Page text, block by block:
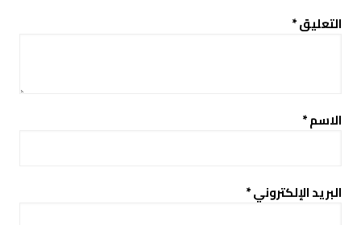
التعليق*
الاسم*
البريد الإلكتروني*